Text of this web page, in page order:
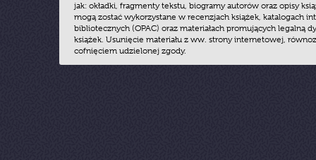
jak: okładki, fragmenty tekstu, biogramy autorów oraz opisy
mogą zostać wykorzystane w recenzjach książek, katalogach
bibliotecznych (OPAC) oraz materiałach promujących legalną
książek. Usunięcie materiału z ww. strony internetowej,
cofnięciem udzielonej zgody.